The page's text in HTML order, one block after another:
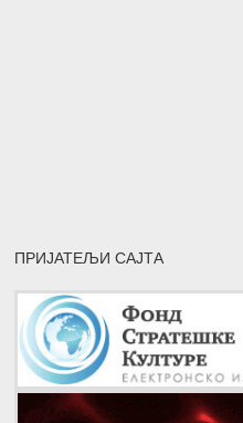
ПРИЈАТЕЉИ САЈТА